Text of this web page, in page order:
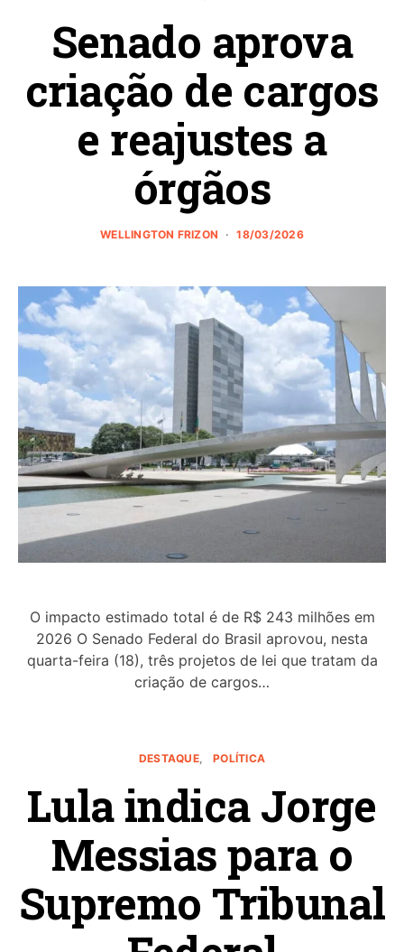
Senado aprova
criação de cargos
e reajustes a
órgãos
WELLINGTON FRIZON 18/03/2026
O impacto estimado total é de R$ 243 milhões em
2026 O Senado Federal do Brasil aprovou, nesta
quarta-feira (18), três projetos de lei que tratam da
criação de cargos…
DESTAQUE POLÍTICA
Lula indica Jorge
Messias para o
Supremo Tribunal